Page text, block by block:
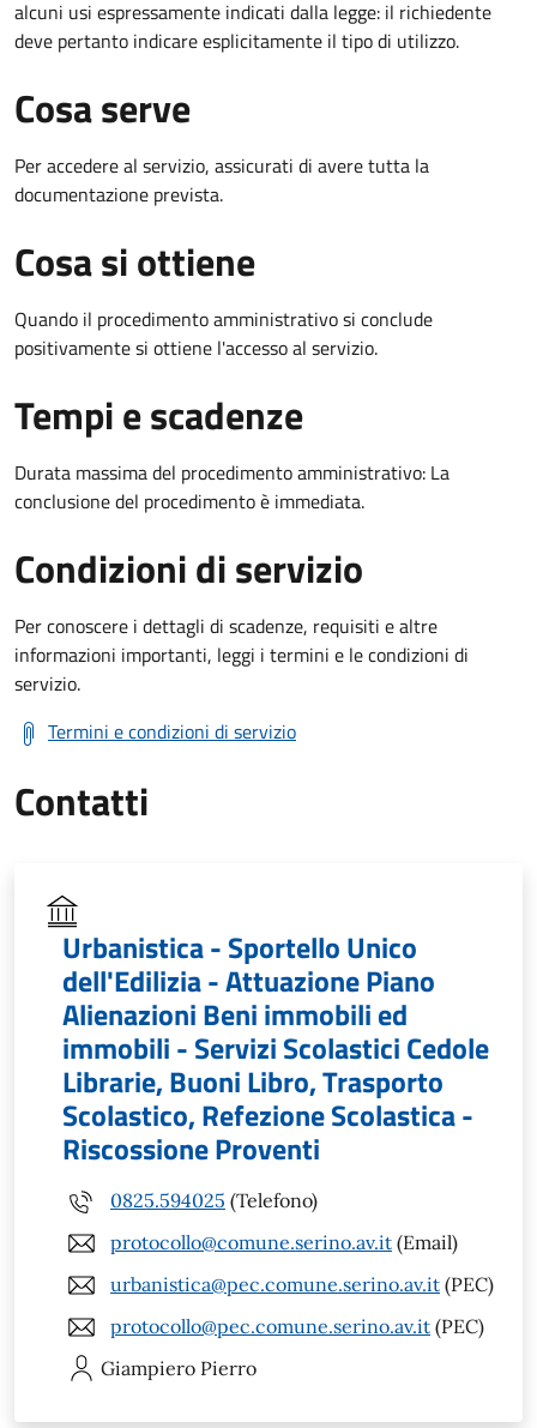
alcuni usi espressamente indicati dalla legge: il richiedente
deve pertanto indicare esplicitamente il tipo di utilizzo.
Cosa serve
Per accedere al servizio, assicurati di avere tutta la
documentazione prevista.
Cosa si ottiene
Quando il procedimento amministrativo si conclude
positivamente si ottiene l'accesso al servizio.
Tempi e scadenze
Durata massima del procedimento amministrativo: La
conclusione del procedimento è immediata.
Condizioni di servizio
Per conoscere i dettagli di scadenze, requisiti e altre
informazioni importanti, leggi i termini e le condizioni di
servizio.
Termini e condizioni di servizio
Contatti
Urbanistica - Sportello Unico
dell'Edilizia - Attuazione Piano
Alienazioni Beni immobili ed
immobili - Servizi Scolastici Cedole
Librarie, Buoni Libro, Trasporto
Scolastico, Refezione Scolastica -
Riscossione Proventi
0825.594025 (Telefono)
protocollo@comune.serino.av.it (Email)
urbanistica@pec.comune.serino.av.it (PEC)
protocollo@pec.comune.serino.av.it (PEC)
Giampiero Pierro